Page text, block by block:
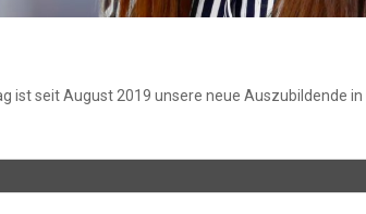
ist seit August 2019 unsere neue Auszubildende